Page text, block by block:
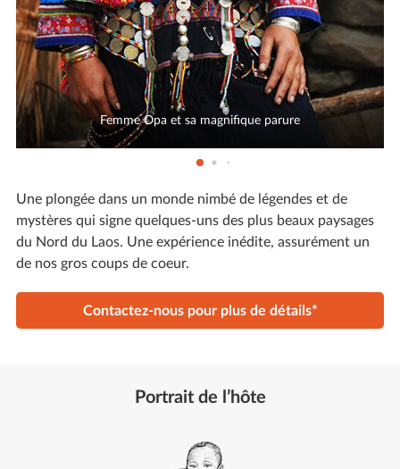
Femme Opa et sa magnifique parure
Une plongée dans un monde nimbé de légendes et de
mystères qui signe quelques-uns des plus beaux paysages
du Nord du Laos. Une expérience inédite, assurément un
de nos gros coups de coeur.
Contactez-nous pour plus de détails*
Portrait de l’hôte